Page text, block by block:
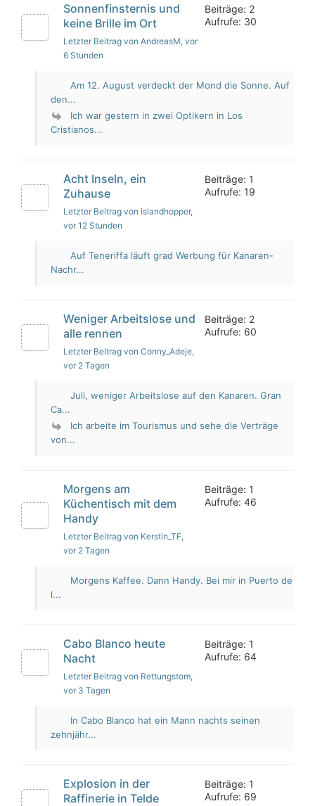
Sonnenfinsternis und
keine Brille im Ort
Letzter Beitrag von AndreasM, vor
6 Stunden
Beiträge: 2
Aufrufe: 30
Am 12. August verdeckt der Mond die Sonne. Auf
den...
Ich war gestern in zwei Optikern in Los
Cristianos...
Acht Inseln, ein
Zuhause
Letzter Beitrag von islandhopper,
vor 12 Stunden
Beiträge: 1
Aufrufe: 19
Auf Teneriffa läuft grad Werbung für Kanaren-
Nachr...
Weniger Arbeitslose und
alle rennen
Letzter Beitrag von Conny_Adeje,
vor 2 Tagen
Beiträge: 2
Aufrufe: 60
Juli, weniger Arbeitslose auf den Kanaren. Gran
Ca...
Ich arbeite im Tourismus und sehe die Verträge
von...
Morgens am
Küchentisch mit dem
Handy
Letzter Beitrag von Kerstin_TF,
vor 2 Tagen
Beiträge: 1
Aufrufe: 46
Morgens Kaffee. Dann Handy. Bei mir in Puerto de
l...
Cabo Blanco heute
Nacht
Letzter Beitrag von Rettungstom,
vor 3 Tagen
Beiträge: 1
Aufrufe: 64
In Cabo Blanco hat ein Mann nachts seinen
zehnjähr...
Explosion in der
Raffinerie in Telde
Beiträge: 1
Aufrufe: 69